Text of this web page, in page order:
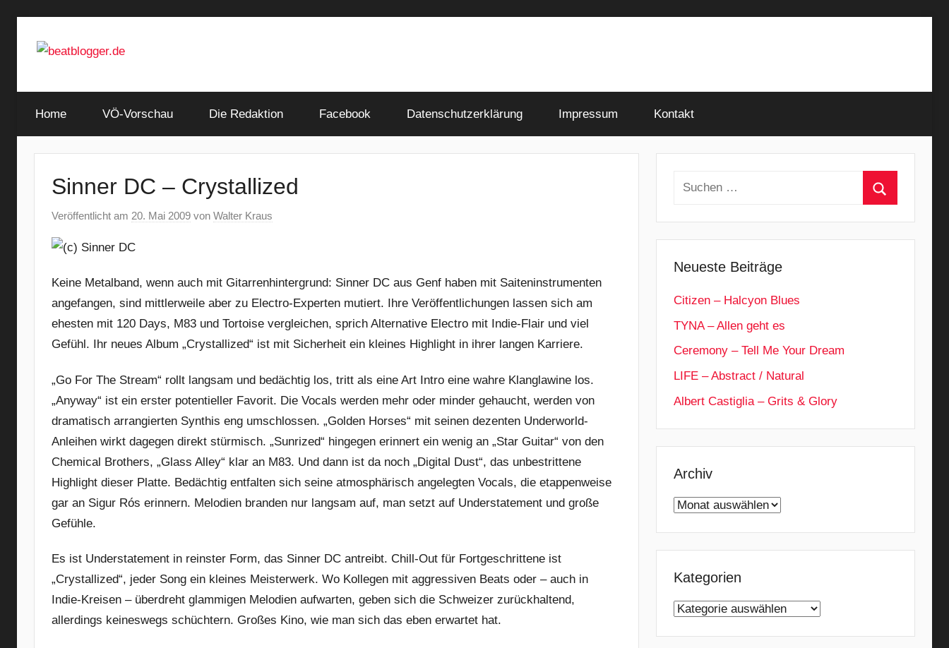
Inhalt
beatblogger.de
and
the
Home VÖ-Vorschau Die Redaktion Facebook Datenschutzerklärung Impressum Kontakt
Sinner DC – Crystallized
Veröffentlicht am 20. Mai 2009 von Walter Kraus
Keine Metalband, wenn auch mit Gitarrenhintergrund: Sinner DC aus Genf haben mit Saiteninstrumenten
angefangen, sind mittlerweile aber zu Electro-Experten mutiert. Ihre Veröffentlichungen lassen sich am
ehesten mit 120 Days, M83 und Tortoise vergleichen, sprich Alternative Electro mit Indie-Flair und viel
Gefühl. Ihr neues Album „Crystallized“ ist mit Sicherheit ein kleines Highlight in ihrer langen Karriere.
„Go For The Stream“ rollt langsam und bedächtig los, tritt als eine Art Intro eine wahre Klanglawine los.
„Anyway“ ist ein erster potentieller Favorit. Die Vocals werden mehr oder minder gehaucht, werden von
dramatisch arrangierten Synthis eng umschlossen. „Golden Horses“ mit seinen dezenten Underworld-
Anleihen wirkt dagegen direkt stürmisch. „Sunrized“ hingegen erinnert ein wenig an „Star Guitar“ von den
Chemical Brothers, „Glass Alley“ klar an M83. Und dann ist da noch „Digital Dust“, das unbestrittene
Highlight dieser Platte. Bedächtig entfalten sich seine atmosphärisch angelegten Vocals, die etappenweise
gar an Sigur Rós erinnern. Melodien branden nur langsam auf, man setzt auf Understatement und große
Gefühle.
Es ist Understatement in reinster Form, das Sinner DC antreibt. Chill-Out für Fortgeschrittene ist
„Crystallized“, jeder Song ein kleines Meisterwerk. Wo Kollegen mit aggressiven Beats oder – auch in
Indie-Kreisen – überdreht glammigen Melodien aufwarten, geben sich die Schweizer zurückhaltend,
allerdings keineswegs schüchtern. Großes Kino, wie man sich das eben erwartet hat.
Suchen
Neueste Beiträge
Citizen – Halcyon Blues
TYNA – Allen geht es
Ceremony – Tell Me Your Dream
LIFE – Abstract / Natural
Albert Castiglia – Grits & Glory
Archiv
Archiv
Kategorien
Kategorien